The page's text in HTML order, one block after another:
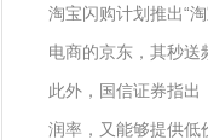
淘宝闪购计划推出“
电商的京东，其秒
此外，国信证券指
润率，又能够提供低